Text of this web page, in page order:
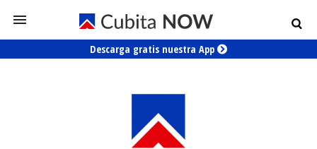
Descarga gratis nuestra App